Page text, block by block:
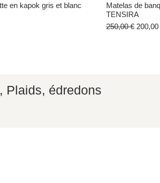
rapide
en kapok gris et blanc
Matelas de
TENSIRA
Prix original
250,00 € Prix
200,00
Plaids, édredons